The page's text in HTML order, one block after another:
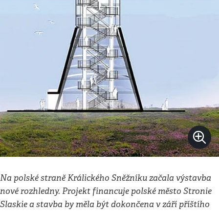
Na polské straně Králického Sněžníku začala výstavba
nové rozhledny. Projekt financuje polské město Stronie
Slaskie a stavba by měla být dokončena v září příštího